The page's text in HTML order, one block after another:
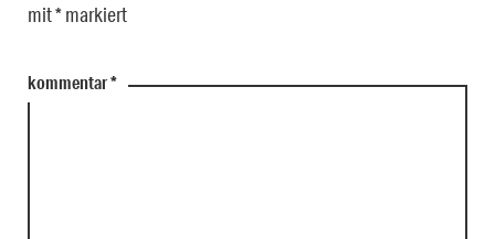
mit*markiert
kommentar*